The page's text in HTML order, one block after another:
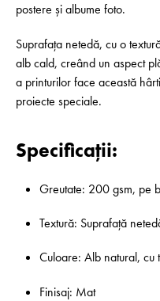
postere și albume foto.
Suprafața netedă, cu o
alb cald, creând un aspect
a printurilor face această
proiecte speciale.
Specificații:
Greutate: 200 gsm, pe
Textură: Suprafață
Culoare: Alb natural, cu
Finisaj: Mat